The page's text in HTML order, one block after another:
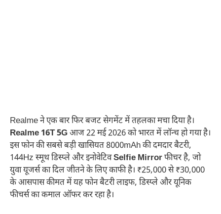
Realme ने एक बार फिर बजट सेगमेंट में तहलका मचा दिया है।
Realme 16T 5Gआज 22 मई 2026 को भारत में लॉन्च हो गया है।
इस फोन की सबसे बड़ी खासियत 8000mAh की दमदार बैटरी,
144Hz स्मूथ डिस्प्ले और इनोवेटिवSelfie Mirrorफीचर है, जो
युवा यूजर्स का दिल जीतने के लिए काफी है। ₹25,000 से ₹30,000
के आसपास कीमत में यह फोन बैटरी लाइफ, डिस्प्ले और यूनिक
फीचर्स का कमाल ऑफर कर रहा है।